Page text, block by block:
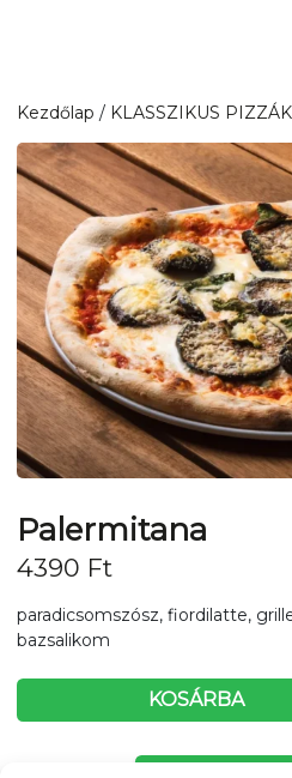
Kezdőlap / KLASSZIKUS
Palermitana
4390 Ft
paradicsomszósz, fiordilatte,
bazsalikom
KOSÁRBA